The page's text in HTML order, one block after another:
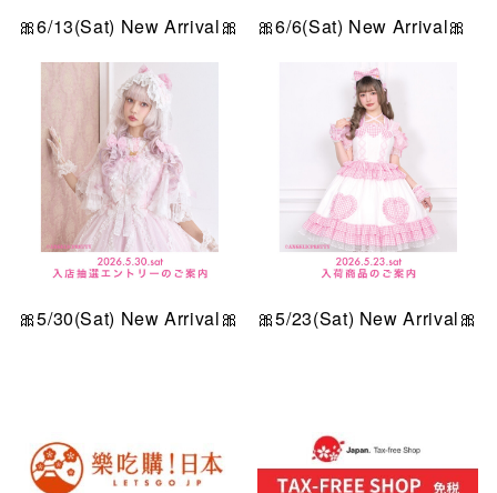
🎀6/13(Sat) New Arrival🎀 🎀6/6(Sat) New Arrival🎀
🎀5/30(Sat) New Arrival🎀 🎀5/23(Sat) New Arrival🎀